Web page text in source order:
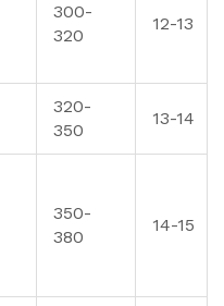
300-
320
12-13
320-
350
13-14
350-
380
14-15